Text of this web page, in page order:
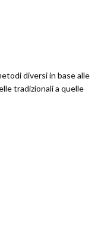
diversi in base alle
tradizionali a quelle